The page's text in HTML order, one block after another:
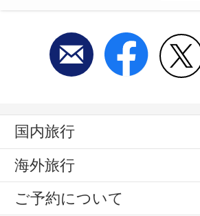
国内旅行
海外旅行
ご予約について